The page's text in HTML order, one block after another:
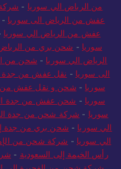
من الرياض الي سوريا -
عفش من الرياض الى سوريا -
عفش من الرياض الي سوريا
سوريا - شحن بري من
الرياض الي سوريا - شحن من
الى سوريا - نقل عفش من جدة
سوريا - شحن و نقل عفش من
سوريا - شحن عفش من جدة
سوريا - شركة شحن من جدة
الي سوريا - شحن بري من جدة
الي سوريا - شركة شحن من
رأس الخيمة إلى السعودية -